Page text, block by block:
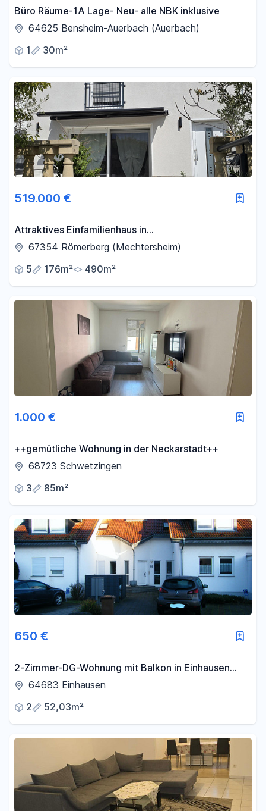
Büro Räume-1A Lage- Neu- alle NBK inklusive
64625 Bensheim-Auerbach (Auerbach)
1
30m²
519.000 €
Attraktives Einfamilienhaus in
Römerberg/Mechtersheim
67354 Römerberg (Mechtersheim)
5
176m² 490m²
1.000 €
++gemütliche Wohnung in der Neckarstadt++
68723 Schwetzingen
3
85m²
650 €
2-Zimmer-DG-Wohnung mit Balkon in Einhausen
direkt am Feldrand mit Waldblick
64683 Einhausen
2
52,03m²